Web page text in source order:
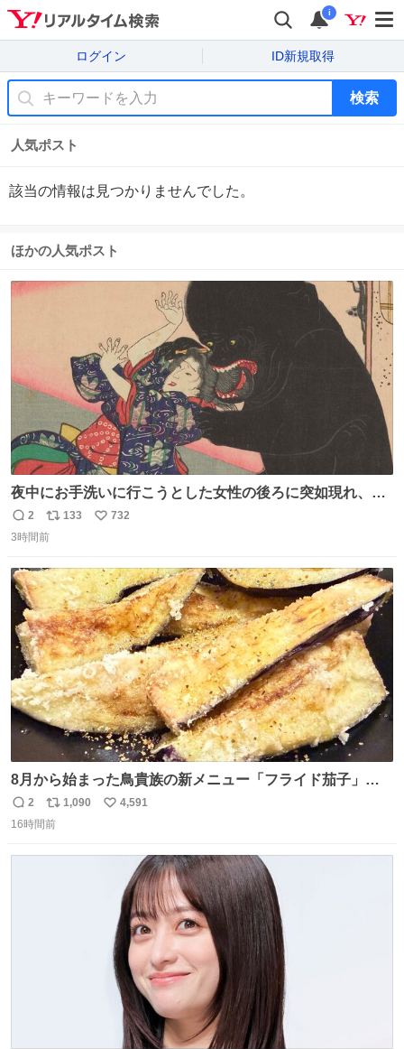
i
ログイン ID新規取得
検索
人気ポスト
該当の情報は見つかりませんでした。
ほかの人気ポスト
夜中にお手洗いに行こうとした女性の後ろに突如現れ、髪
の毛にガブリと嚙みついたのは、「髪切」という真っ黒な
モンスター。顔をアップでみるとちょっと怖い、正体不明
「アニマル＆モンスター」展にて8/23まで展示していま
す。
返
信
2
リ
ポ
ト
数
133
い
数
732
3時間前
8月から始まった鳥貴族の新メニュー「フライド茄子」が
うますぎでした 信じて……
返
信
2
リ
ポ
1,090
い
4,591
16時間前